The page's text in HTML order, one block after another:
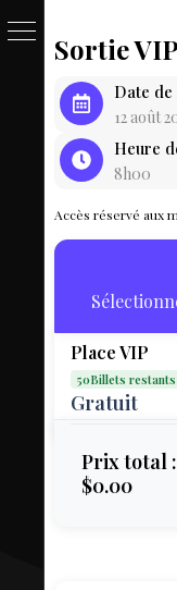
Sortie
Date de
12 août
Heure
8h00
Accès réservé aux
Place VIP
50Billets restants
Gratuit
Prix total :
$0.00